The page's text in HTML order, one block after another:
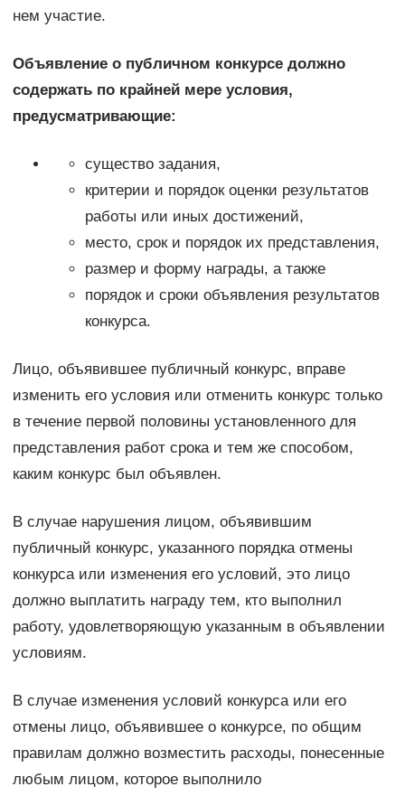
нем участие.
Объявление о публичном конкурсе должно
содержать по крайней мере условия,
предусматривающие:
существо задания,
критерии и порядок оценки результатов
работы или иных достижений,
место, срок и порядок их представления,
размер и форму награды, а также
порядок и сроки объявления результатов
конкурса.
Лицо, объявившее публичный конкурс, вправе
изменить его условия или отменить конкурс только
в течение первой половины установленного для
представления работ срока и тем же способом,
каким конкурс был объявлен.
В случае нарушения лицом, объявившим
публичный конкурс, указанного порядка отмены
конкурса или изменения его условий, это лицо
должно выплатить награду тем, кто выполнил
работу, удовлетворяющую указанным в объявлении
условиям.
В случае изменения условий конкурса или его
отмены лицо, объявившее о конкурсе, по общим
правилам должно возместить расходы, понесенные
любым лицом, которое выполнило